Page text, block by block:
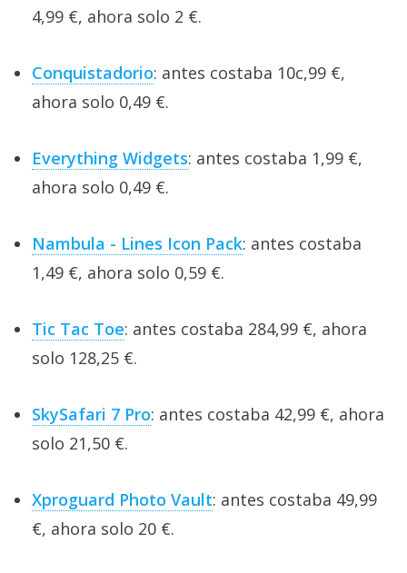
4,99 €, ahora solo 2 €.
Conquistadorio: antes costaba 10c,99 €,
ahora solo 0,49 €.
Everything Widgets: antes costaba 1,99 €,
ahora solo 0,49 €.
Nambula - Lines Icon Pack: antes costaba
1,49 €, ahora solo 0,59 €.
Tic Tac Toe: antes costaba 284,99 €, ahora
solo 128,25 €.
SkySafari 7 Pro: antes costaba 42,99 €, ahora
solo 21,50 €.
Xproguard Photo Vault: antes costaba 49,99
€, ahora solo 20 €.